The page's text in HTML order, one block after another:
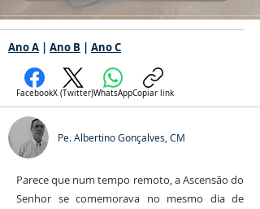
Ano A | Ano B | Ano C
FacebookX (Twitter)WhatsAppCopiar link
Pe. Albertino Gonçalves, CM
Parece que num tempo remoto, a Ascensão do
Senhor se comemorava no mesmo dia de